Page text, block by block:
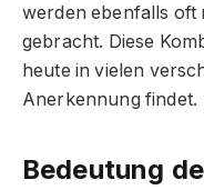
werden ebenfalls oft
gebracht. Diese
heute in vielen
Anerkennung findet.
Bedeutung